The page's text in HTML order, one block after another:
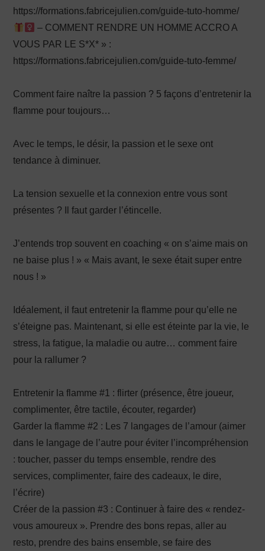
https://formations.fabricejulien.com/guide-tuto-homme/
– COMMENT RENDRE UN HOMME ACCRO A
VOUS PAR LE S*X* » :
https://formations.fabricejulien.com/guide-tuto-femme/
Comment faire naître la passion ? 5 façons d’entretenir la
flamme pour toujours…
Avec le temps, le désir, la passion et le sexe ont
tendance à diminuer.
La tension sexuelle et la connexion entre vous sont
présentes ? Il faut garder l’étincelle.
J’entends trop souvent en coaching « on s’aime mais on
ne baise plus ! » « Mais avant, le sexe était super entre
nous ! »
Idéalement, il faut entretenir la flamme pour qu’elle ne
s’éteigne pas. Maintenant, si elle est éteinte par la vie, le
stress, la fatigue, la maladie ou autre… comment faire
pour la rallumer ?
Entretenir la flamme #1 : flirter (présence, être joueur,
complimenter, être tactile, écouter, regarder)
Garder la flamme #2 : Les 7 langages de l’amour (aimer
dans le langage de l’autre pour éviter l’incompréhension
: toucher, passer du temps ensemble, rendre des
services, complimenter, faire des cadeaux, le dire,
l’écrire)
Créer de la passion #3 : Continuer à faire des « rendez-
vous amoureux ». Prendre des bons repas, aller au
resto, prendre des bains ensemble, se faire des